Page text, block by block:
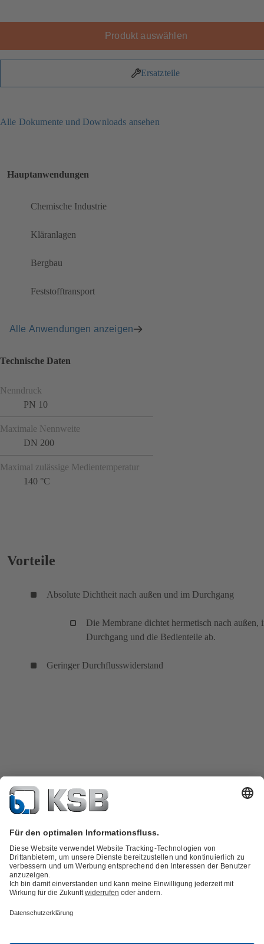
Produkt auswählen
Ersatzteile
Alle Dokumente und Downloads ansehen
Hauptanwendungen
Chemische Industrie
Kläranlagen
Bergbau
Feststofftransport
Alle Anwendungen anzeigen
Technische Daten
Nenndruck
PN 10
Maximale Nennweite
DN 200
Maximal zulässige Medientemperatur
140 °C
Vorteile
Absolute Dichtheit nach außen und im Durchgang
Die Membrane dichtet hermetisch nach außen,
Durchgang und die Bedienteile ab.
Geringer Durchflusswiderstand